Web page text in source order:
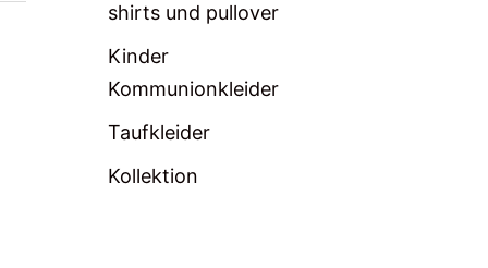
shirts und pullover
Kinder
Kommunionkleider
Taufkleider
Kollektion